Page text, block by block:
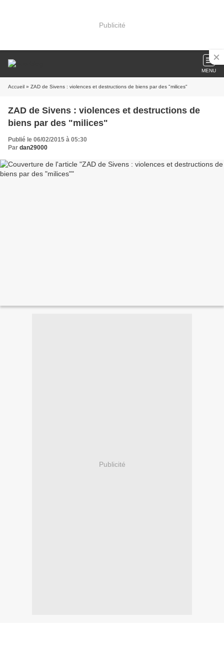
Publicité
MENU
Accueil » ZAD de Sivens : violences et destructions de biens par des "milices"
ZAD de Sivens : violences et destructions de
biens par des "milices"
Publié le 06/02/2015 à 05:30
Par dan29000
Publicité